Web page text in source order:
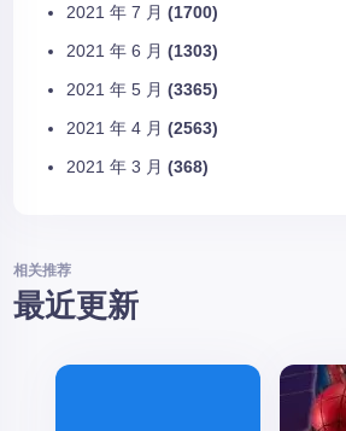
2021 年 7 月 (1700)
2021 年 6 月 (1303)
2021 年 5 月 (3365)
2021 年 4 月 (2563)
2021 年 3 月 (368)
相关推荐
最近更新